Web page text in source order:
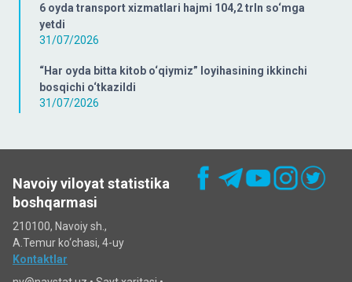
6 oyda transport xizmatlari hajmi 104,2 trln so‘mga
yetdi
31/07/2026
“Har oyda bitta kitob o‘qiymiz” loyihasining ikkinchi
bosqichi o‘tkazildi
31/07/2026
Navoiy viloyat statistika
boshqarmasi
210100, Navoiy sh.,
A.Temur ko‘chаsi, 4-uy
Kontaktlar